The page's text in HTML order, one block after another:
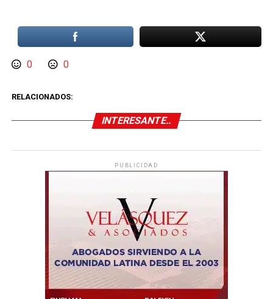
0 0
RELACIONADOS:
INTERESANTE..
PUBLICIDAD